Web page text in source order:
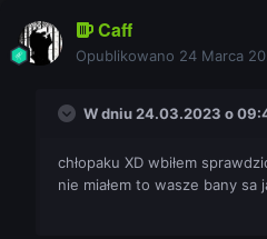
Caff
Opublikowano 24 Marca
W dniu 24.03.2023 o
chłopaku XD wbiłem
nie miałem to wasze bany sa